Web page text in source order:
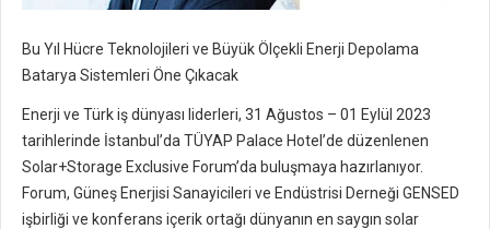
Bu Yıl Hücre Teknolojileri ve Büyük Ölçekli Enerji Depolama
Batarya Sistemleri Öne Çıkacak
Enerji ve Türk iş dünyası liderleri, 31 Ağustos – 01 Eylül 2023
tarihlerinde İstanbul’da TÜYAP Palace Hotel’de düzenlenen
Solar+Storage Exclusive Forum’da buluşmaya hazırlanıyor.
Forum, Güneş Enerjisi Sanayicileri ve Endüstrisi Derneği GENSED
işbirliği ve konferans içerik ortağı dünyanın en saygın solar